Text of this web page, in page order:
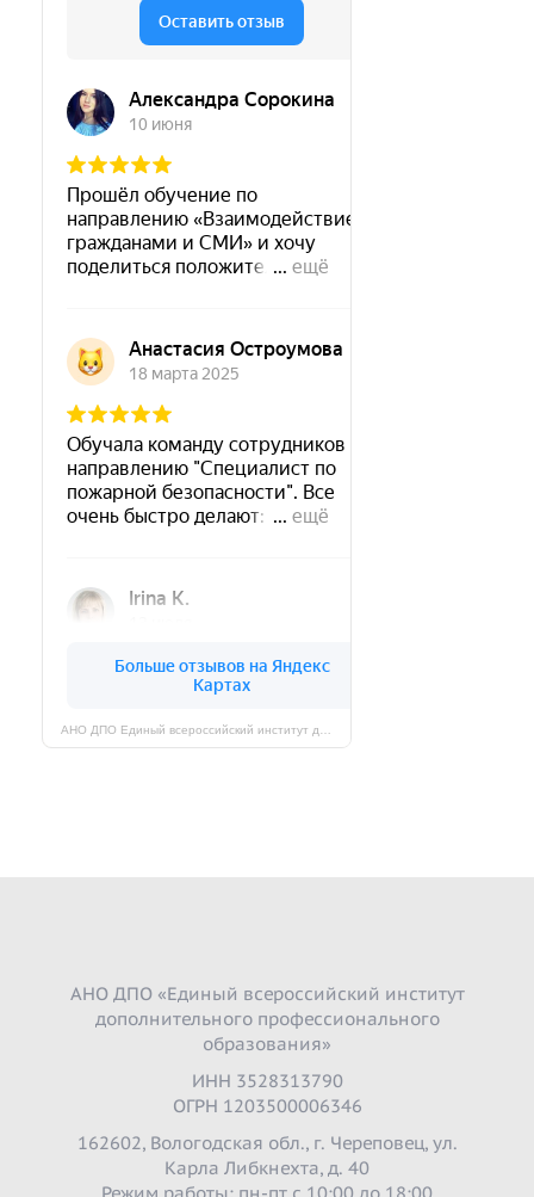
АНО ДПО «Единый всероссийский институт
дополнительного профессионального
образования»
ИНН 3528313790
ОГРН 1203500006346
162602, Вологодская обл., г. Череповец, ул.
Карла Либкнехта, д. 40